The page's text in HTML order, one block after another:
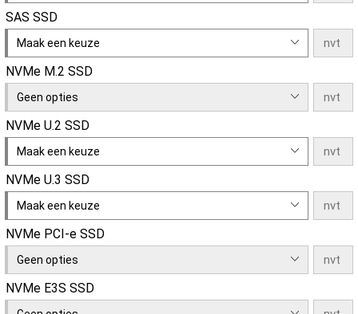
SAS SSD
Maak een keuze
NVMe M.2 SSD
Geen opties
NVMe U.2 SSD
Maak een keuze
NVMe U.3 SSD
Maak een keuze
NVMe PCI-e SSD
Geen opties
NVMe E3S SSD